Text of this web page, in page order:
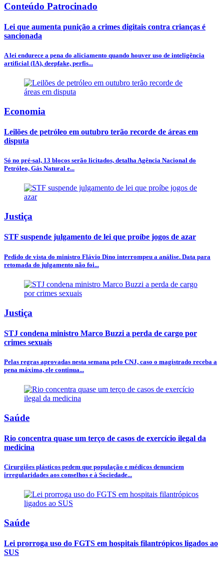
Conteúdo Patrocinado
Lei que aumenta punição a crimes digitais contra crianças é
sancionada
A lei endurece a pena do aliciamento quando houver uso de inteligência
artificial (IA), deepfake, perfis...
Economia
Leilões de petróleo em outubro terão recorde de áreas em
disputa
Só no pré-sal, 13 blocos serão licitados, detalha Agência Nacional do
Petróleo, Gás Natural e...
Justiça
STF suspende julgamento de lei que proíbe jogos de azar
Pedido de vista do ministro Flávio Dino interrompeu a análise. Data para
retomada do julgamento não foi...
Justiça
STJ condena ministro Marco Buzzi a perda de cargo por
crimes sexuais
Pelas regras aprovadas nesta semana pelo CNJ, caso o magistrado receba a
pena máxima, ele continua...
Saúde
Rio concentra quase um terço de casos de exercício ilegal da
medicina
Cirurgiões plásticos pedem que população e médicos denunciem
irregularidades aos conselhos e à Sociedade...
Saúde
Lei prorroga uso do FGTS em hospitais filantrópicos ligados ao
SUS